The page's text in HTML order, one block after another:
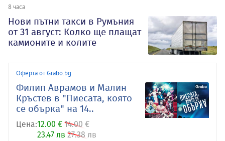
8 часа
Нови пътни такси в Румъния
от 31 август: Колко ще плащат
камионите и колите
Оферта от Grabo.bg
Филип Аврамов и Малин
Кръстев в "Пиесата, която
се обърка" на 14..
Цена:12.00 € 14.00 €
23.47 лв 27.38 лв